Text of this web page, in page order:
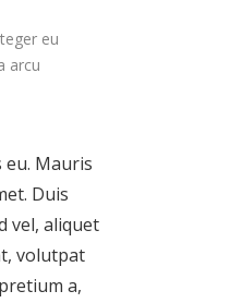
eu
arcu
Mauris
Duis
vel, aliquet
volutpat
a,